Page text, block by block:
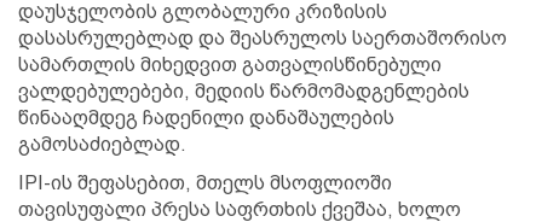
დაუსჯელობის გლობალური კრიზისის
დასასრულებლად და შეასრულოს საერთაშორისო
სამართლის მიხედვით გათვალისწინებული
ვალდებულებები, მედიის წარმომადგენლების
წინააღმდეგ ჩადენილი დანაშაულების
გამოსაძიებლად.
IPI-ის შეფასებით, მთელს მსოფლიოში
თავისუფალი პრესა საფრთხის ქვეშაა, ხოლო